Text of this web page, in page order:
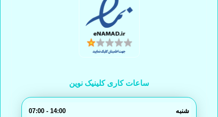
ساعات کاری کلینیک نوین
شنبه 14:00 - 07:00